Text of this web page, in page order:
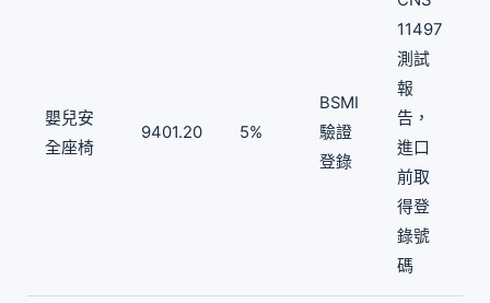
嬰兒安
全座椅
9401.20 5%
BSMI
驗證
登錄
11497
測試
報
告，
進口
前取
得登
錄號
碼